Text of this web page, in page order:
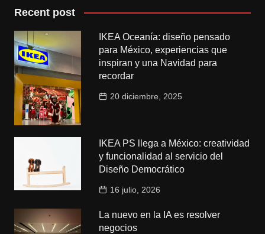
Recent post
IKEA Oceanía: diseño pensado
para México, experiencias que
inspiran y una Navidad para
recordar
20 diciembre, 2025
IKEA PS llega a México: creatividad
y funcionalidad al servicio del
Diseño Democrático
16 julio, 2026
La nuevo en la IA es resolver
negocios